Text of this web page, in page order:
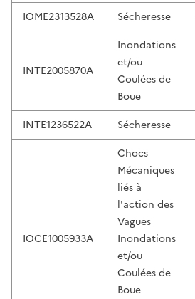
IOME2313528A Sécheresse
INTE2005870A
Inondations
et/ou
Coulées de
Boue
INTE1236522A Sécheresse
IOCE1005933A
Chocs
Mécaniques
liés à
l'action des
Vagues
Inondations
et/ou
Coulées de
Boue